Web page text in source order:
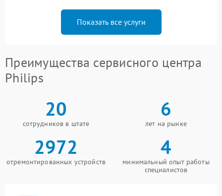
Показать все услуги
Преимущества сервисного центра
Philips
20
сотрудников в штате
6
лет на рынке
2972
отремонтированных устройств
4
минимальный опыт работы
специалистов